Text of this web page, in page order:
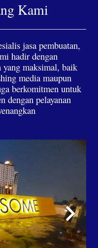
Kami
jasa pembuatan,
hadir dengan
yang maksimal, baik
media maupun
berkomitmen untuk
dengan pelayanan